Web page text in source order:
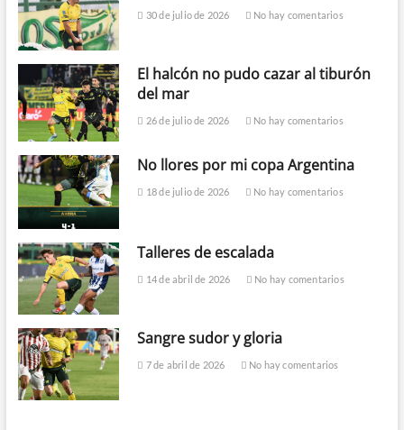
30 de julio de 2026 No hay comentarios
El halcón no pudo cazar al tiburón
del mar
26 de julio de 2026 No hay comentarios
No llores por mi copa Argentina
18 de julio de 2026 No hay comentarios
Talleres de escalada
14 de abril de 2026 No hay comentarios
Sangre sudor y gloria
7 de abril de 2026 No hay comentarios